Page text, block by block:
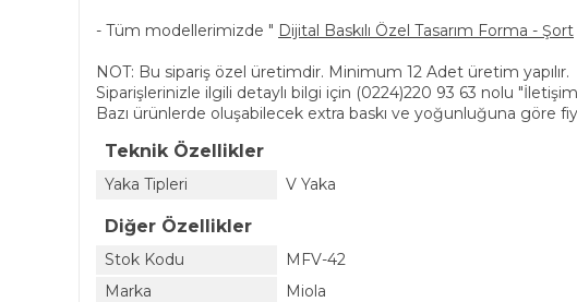
- Tüm modellerimizde " Dijital Baskılı Özel Tasarım Forma - Şort
NOT: Bu sipariş özel üretimdir. Minimum 12 Adet üretim yapılır.
Siparişlerinizle ilgili detaylı bilgi için (0224)220 93 63 nolu
Bazı ürünlerde oluşabilecek extra baskı ve yoğunluğuna göre
Teknik Özellikler
Yaka Tipleri V Yaka
Diğer Özellikler
Stok Kodu
MFV-42
Marka
Miola